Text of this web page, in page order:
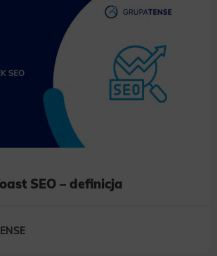
to analyze site traffic and how users use the site, how they came to the
statistics about users. Analytical cookies and similar technologies allow us
taken and content presented.
ads that may be of interest to the user based on browsing history and
third-party files that, in conjunction with files installed while browsing other
him or her with the marketing, advertising and retargeting content deemed most
SEO – definicja